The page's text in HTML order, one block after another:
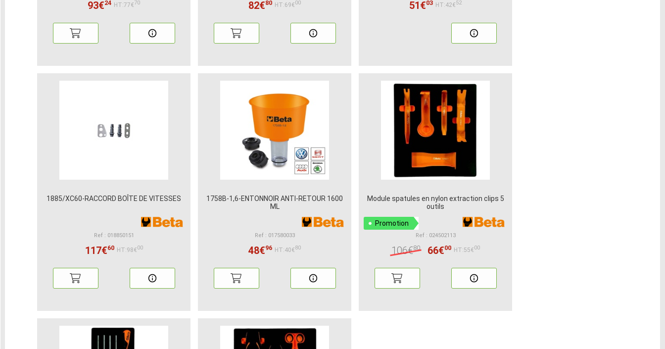
93€24 HT:77€70 82€80 HT:69€00 51€03 HT:42€52
1885/XC60-RACCORD BOÎTE DE VITESSES
Ref : 018850151
117€60 HT:98€00
1758B-1,6-ENTONNOIR ANTI-RETOUR 1600
ML
Ref : 017580033
48€96 HT:40€80
Module spatules en nylon extraction clips 5
outils
Promotion
Ref : 024502113
106€80 66€00 HT:55€00